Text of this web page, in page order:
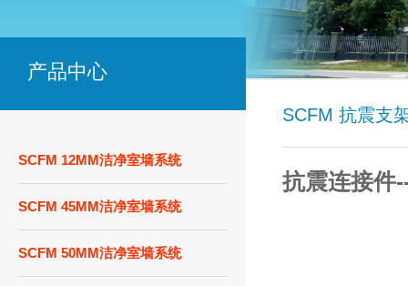
产品中心
SCFM 12MM洁净室墙系统
SCFM 45MM洁净室墙系统
SCFM 50MM洁净室墙系统
SCFM 抗震支
抗震连接件